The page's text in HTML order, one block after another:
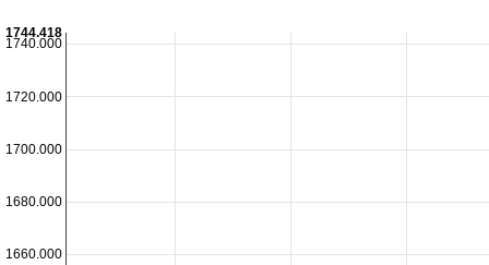
1660.000
1680.000
1700.000
1720.000
1740.000
1744.418